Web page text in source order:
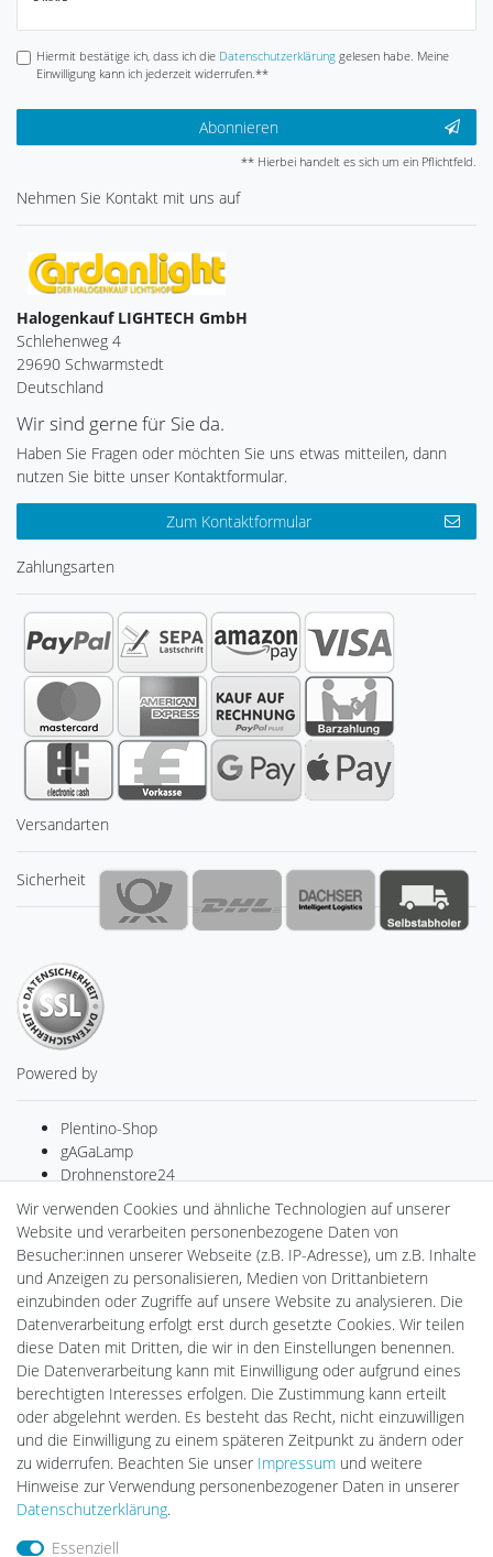
Hiermit bestätige ich, dass ich die Daten­schutz­erklärunggelesen habe. Meine
Einwilligung kann ich jederzeit widerrufen.**
Abonnieren
** Hierbei handelt es sich um ein Pflichtfeld.
Nehmen Sie Kontakt mit uns auf
Halogenkauf LIGHTECH GmbH
Schlehenweg 4
29690 Schwarmstedt
Deutschland
Wir sind gerne für Sie da.
Haben Sie Fragen oder möchten Sie uns etwas mitteilen, dann
nutzen Sie bitte unser Kontaktformular.
Zum Kontaktformular
Zahlungsarten
Versandarten
Sicherheit
Powered by
Plentino-Shop
gAGaLamp
Drohnenstore24
MeinUSB
Batteriespeicher
PlentiSolar
Gebrauchtlicht
Ledkauf
DEYESOLAR
Lightech Connect
CardanLight Europe
FORTIMO LEDs
LED-RETROSHOP
Wallbox24
Impressum
Wir verwenden Cookies und ähnliche Technologien auf unserer
Website und verarbeiten personenbezogene Daten von
Besucher:innen unserer Webseite (z.B. IP-Adresse), um z.B. Inhalte
und Anzeigen zu personalisieren, Medien von Drittanbietern
einzubinden oder Zugriffe auf unsere Website zu analysieren. Die
Datenverarbeitung erfolgt erst durch gesetzte Cookies. Wir teilen
diese Daten mit Dritten, die wir in den Einstellungen benennen.
Die Datenverarbeitung kann mit Einwilligung oder aufgrund eines
berechtigten Interesses erfolgen. Die Zustimmung kann erteilt
oder abgelehnt werden. Es besteht das Recht, nicht einzuwilligen
und die Einwilligung zu einem späteren Zeitpunkt zu ändern oder
zu widerrufen. Beachten Sie unser Impressum und weitere
Hinweise zur Verwendung personenbezogener Daten in unserer
Daten­schutz­erklärung.
Essenziell